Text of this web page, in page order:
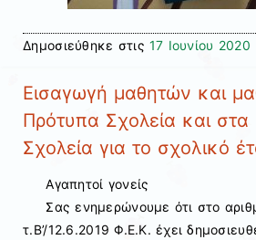
Δημοσιεύθηκε στις 17 Ιουνίου 2020
Εισαγωγή μαθητών και
Πρότυπα Σχολεία και στα
Σχολεία για το σχολικό
Αγαπητοί γονείς
Σας ενημερώνουμε ότι στο
τ.B’/12.6.2019 Φ.Ε.Κ. έχει